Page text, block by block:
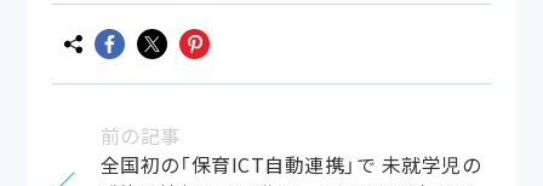
前の記事
全国初の「保育ICT自動連携」で 未就学児の